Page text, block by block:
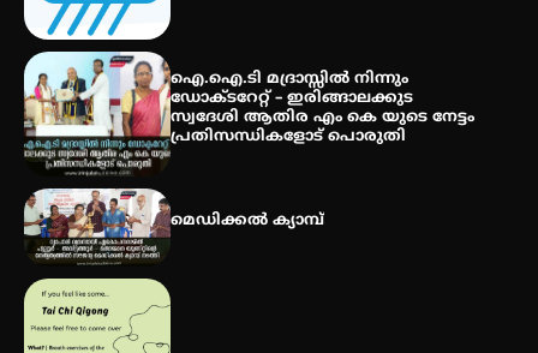
2026 കവിതാ ചർച്ച കാട്ടൂർ, ടി. കെ.
ബാലൻ ഹാളിൽ 16ന്
ഐ.ഐ.ടി മദ്രാസ്സിൽ നിന്നും
ഡോക്ടറേറ്റ് – ഇരിങ്ങാലക്കുട
സ്വദേശി ആതിര എം കെ യുടെ നേട്ടം
പ്രതിസന്ധികളോട് പൊരുതി
മെഡിക്കൽ ക്യാമ്പ്